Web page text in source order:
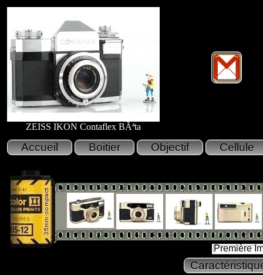
ZEISS IKON Contaflex BÃªta
Première